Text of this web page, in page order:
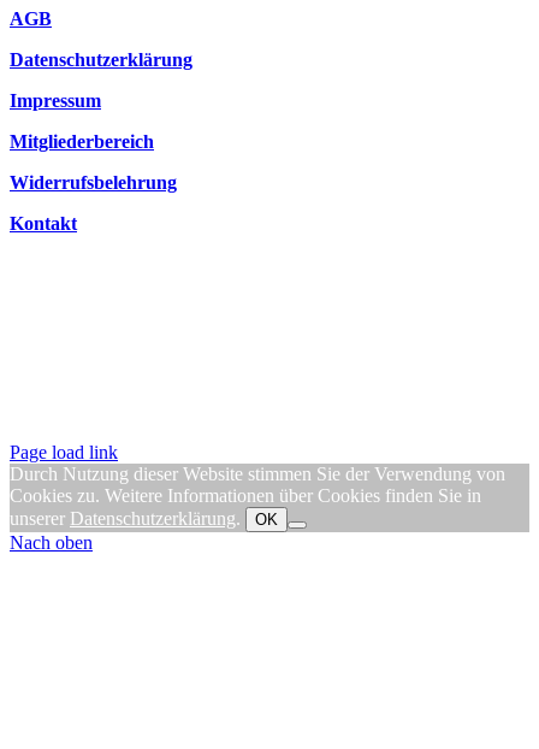
AGB
Datenschutzerklärung
Impressum
Mitgliederbereich
Widerrufsbelehrung
Kontakt
Page load link
Durch Nutzung dieser Website stimmen Sie der Verwendung von
Cookies zu. Weitere Informationen über Cookies finden Sie in
unserer Datenschutzerklärung. OK
Nach oben